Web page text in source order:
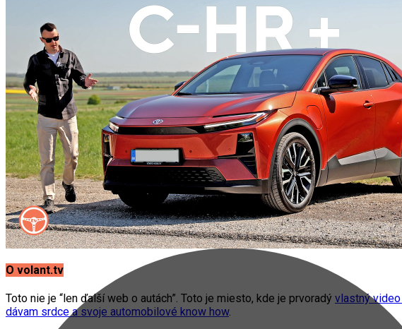
O volant.tv
Toto nie je “len ďalší web o autách”. Toto je miesto, kde je prvoradý vlastný
dávam srdce a svoje automobilové know how.